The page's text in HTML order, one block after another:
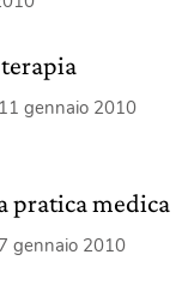
11 gennaio 2010
pratica medica
7 gennaio 2010